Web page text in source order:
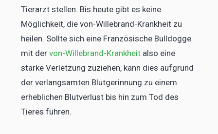
Tierarzt stellen. Bis heute gibt es keine
Möglichkeit, die von-Willebrand-Krankheit zu
heilen. Sollte sich eine Französische Bulldogge
mit der von-Willebrand-Krankheitalso eine
starke Verletzung zuziehen, kann dies aufgrund
der verlangsamten Blutgerinnung zu einem
erheblichen Blutverlust bis hin zum Tod des
Tieres führen.